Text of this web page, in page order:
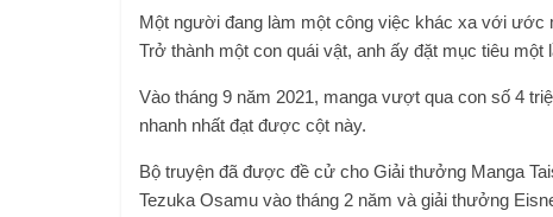
Một người đang làm một công việc khác xa với
Trở thành một con quái vật, anh ấy đặt mục tiêu
Vào tháng 9 năm 2021, manga vượt qua con số 4
nhanh nhất đạt được cột này.
Bộ truyện đã được đề cử cho Giải thưởng Manga
Tezuka Osamu vào tháng 2 năm và giải thưởng